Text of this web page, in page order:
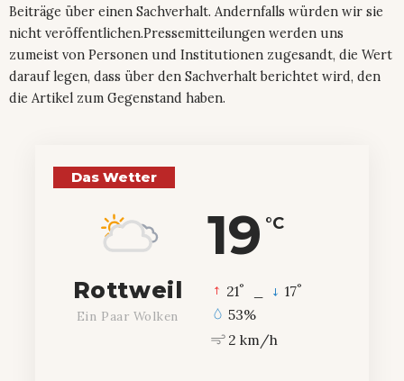
Beiträge über einen Sachverhalt. Andernfalls würden wir sie
nicht veröffentlichen.Pressemitteilungen werden uns
zumeist von Personen und Institutionen zugesandt, die Wert
darauf legen, dass über den Sachverhalt berichtet wird, den
die Artikel zum Gegenstand haben.
Das Wetter
19 °C
Rottweil
Ein Paar Wolken
21° 17°
53%
2 km/h